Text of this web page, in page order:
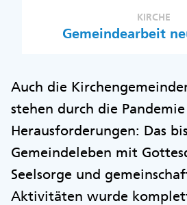
KIRCHE
Gemeindearbeit
Auch die
stehen durch die
Herausforderungen: Das
Gemeindeleben mit
Seelsorge und
Aktivitäten wurde